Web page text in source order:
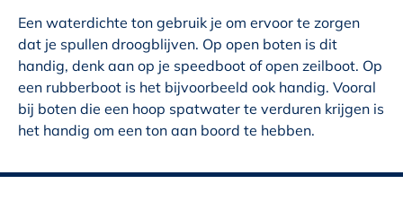
Een waterdichte ton gebruik je om ervoor te zorgen
dat je spullen droogblijven. Op open boten is dit
handig, denk aan op je speedboot of open zeilboot. Op
een rubberboot is het bijvoorbeeld ook handig. Vooral
bij boten die een hoop spatwater te verduren krijgen is
het handig om een ton aan boord te hebben.